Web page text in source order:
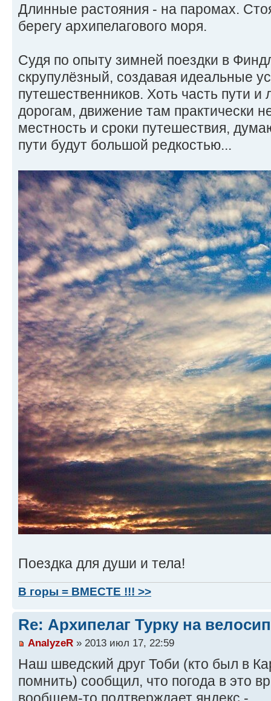
Длинные растояния - на паромах.
берегу архипелагового моря.
Судя по опыту зимней поездки в
скрупулёзный, создавая идеальные
путешественников. Хоть часть пути
дорогам, движение там практически
местность и сроки путешествия,
пути будут большой редкостью...
Поездка для души и тела!
В горы = ВМЕСТЕ !!! >>
Re: Архипелаг Турку на
AnalyzeR » 2013 июл 17, 22:59
Наш шведский друг Тоби (кто был в
помнить) сообщил, что погода в это